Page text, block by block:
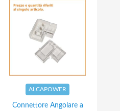
ALCAPOWER
Connettore Angolare a